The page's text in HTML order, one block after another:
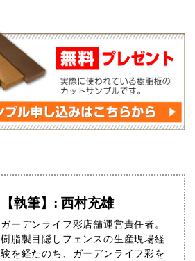
【執筆】: 西村充雄
ガーデンライフ彩店舗運営責任者。
樹脂製目隠しフェンスの生産現場経
験を経たのち、ガーデンライフ彩を